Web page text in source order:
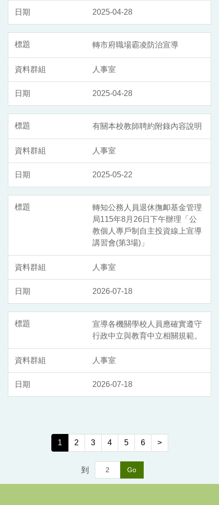
2025-04-28
轉市府職場霸凌防治宣導
人事室
2025-04-28
有關本校教師聘約附錄內容說明
人事室
2025-05-22
轉知公務人員退休撫卹基金管理
局115年8月26日下午辦理「公
教個人專戶制自主投資線上宣導
講習會(第3場)」
人事室
2026-07-18
宣導各機關學校人員應確實遵守
行政中立與教育中立相關規範。
人事室
2026-07-18
1 2 3 4 5 6 >
到 Go